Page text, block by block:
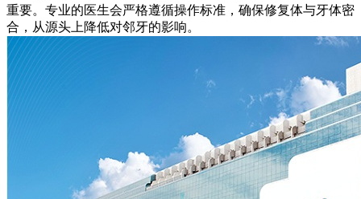
重要。专业的医生会严格遵循操作标准，确保修复体与牙体密
合，从源头上降低对邻牙的影响。